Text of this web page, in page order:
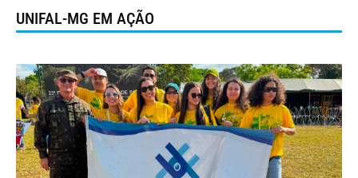
UNIFAL-MG EM AÇÃO